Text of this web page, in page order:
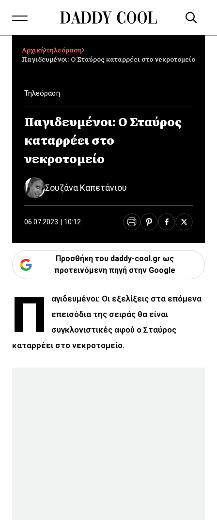
Αρχική τηλεόραση
Παγιδευμένοι: Ο Σταύρος καταρρέει στο νεκροτομείο
Τηλεόραση
Παγιδευμένοι: Ο Σταύρος
καταρρέει στο
νεκροτομείο
Σουζάνα Καπετάνιου
06.07.2023 | 10:12
Προσθήκη του daddy-cool.gr ως
προτεινόμενη πηγή στην Google
Π
αγιδευμένοι: Οι εξελίξεις στα επόμενα
επεισόδια της σειράς θα είναι
συγκλονιστικές αφού ο Σταύρος
καταρρέει στο νεκροτομείο.